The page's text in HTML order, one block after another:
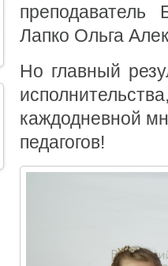
преподаватель
Лапко Ольга
Но главный
каждодневной
педагогов!